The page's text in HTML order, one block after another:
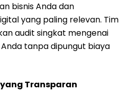
bisnis Anda dan
yang paling relevan. Tim
audit singkat mengenai
tanpa dipungut biaya
Transparan